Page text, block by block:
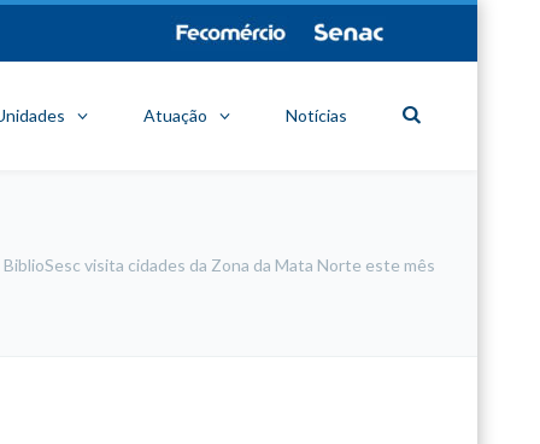
Atuação Notícias
BiblioSesc visita cidades da Zona da Mata Norte este mês